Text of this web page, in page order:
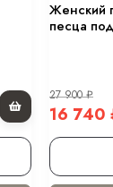
Женский
песца
27 900₽
16 740